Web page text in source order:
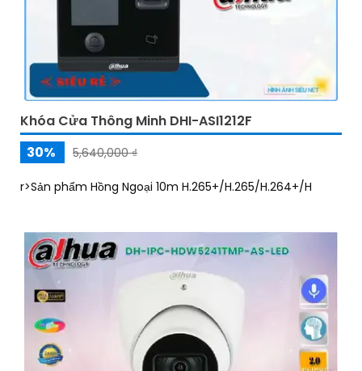
Khóa Cửa Thông Minh DHI-ASI1212F
30%
5,640,000 ₫
r>Sản phẩm Hồng Ngoại 10m H.265+/H.265/H.264+/H